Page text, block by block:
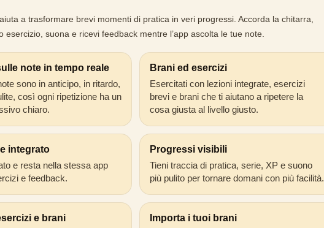
a trasformare brevi momenti di pratica in veri progressi. Accorda la chitarra,
esercizio, suona e ricevi feedback mentre l’app ascolta le tue note.
note in tempo reale
sono in anticipo, in ritardo,
così ogni ripetizione ha un
chiaro.
Brani ed esercizi
Esercitati con lezioni integrate, esercizi
brevi e brani che ti aiutano a ripetere la
cosa giusta al livello giusto.
integrato
e resta nella stessa app
e feedback.
Progressi visibili
Tieni traccia di pratica, serie, XP e suono
più pulito per tornare domani con più facilità.
e brani
Importa i tuoi brani